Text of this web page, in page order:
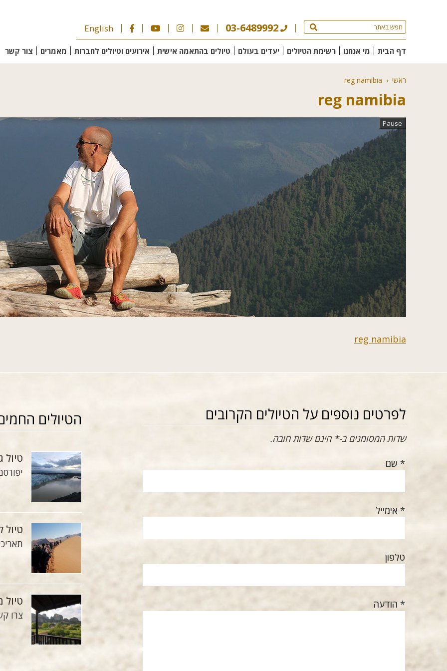
03-6489992
English
דף הבית מי אנחנו רשימת הטיולים יעדים בעולם טיולים בהתאמה אישית אירועים וטיולים לחברות מאמרים צור קשר
ראשי ›
reg namibia
reg namibia
Pause
reg namibia
לפרטים נוספים על הטיולים הקרובים
שדות המסומנים ב-* הינם שדות חובה.
* שם
* אימייל
טלפון
* הודעה
הטיולים
טיול
טיול
תאריכים: 3-17
טיול
צרו